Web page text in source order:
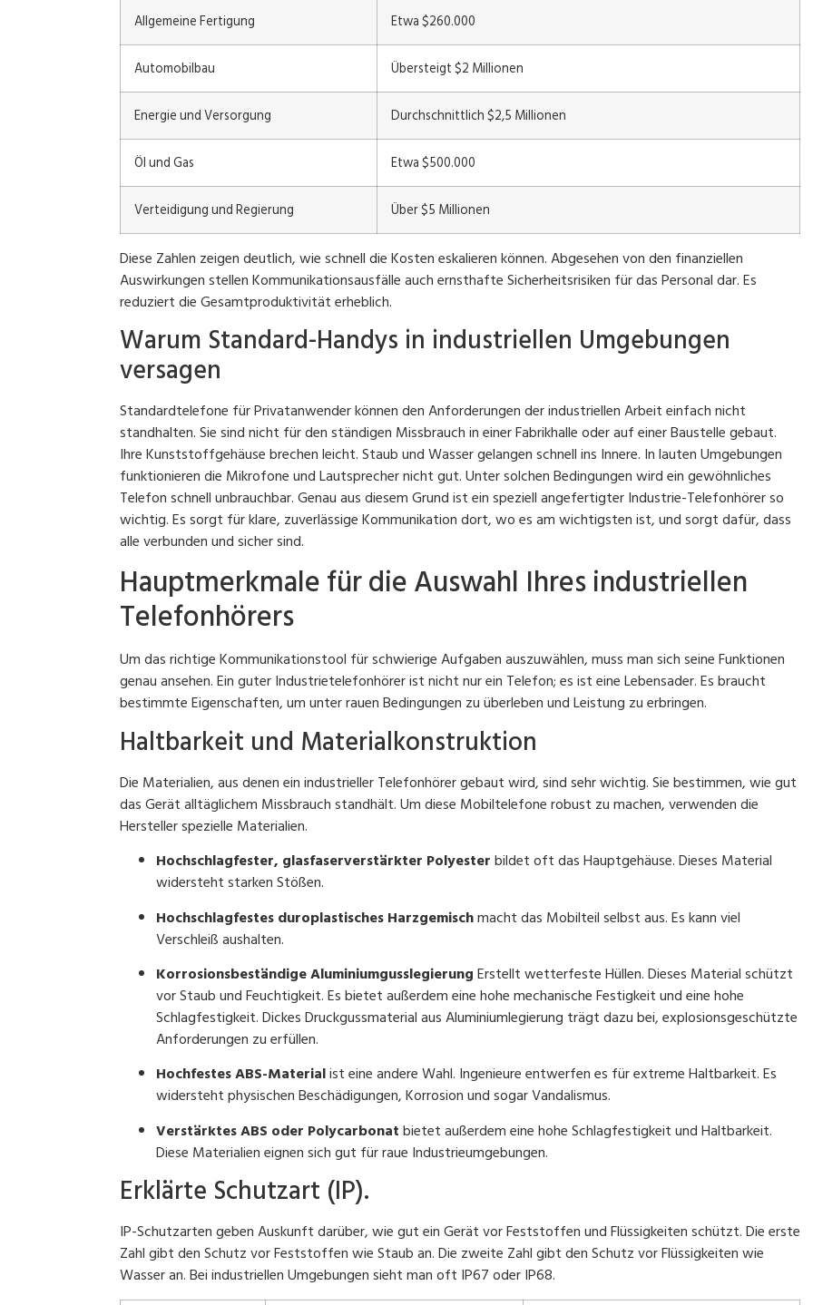
Allgemeine Fertigung Etwa $260.000
Automobilbau Übersteigt $2 Millionen
Energie und Versorgung Durchschnittlich $2,5 Millionen
Öl und Gas Etwa $500.000
Verteidigung und Regierung Über $5 Millionen
Diese Zahlen zeigen deutlich, wie schnell die Kosten eskalieren können. Abgesehen von den finanziellen
Auswirkungen stellen Kommunikationsausfälle auch ernsthafte Sicherheitsrisiken für das Personal dar. Es
reduziert die Gesamtproduktivität erheblich.
Warum Standard-Handys in industriellen Umgebungen
versagen
Standardtelefone für Privatanwender können den Anforderungen der industriellen Arbeit einfach nicht
standhalten. Sie sind nicht für den ständigen Missbrauch in einer Fabrikhalle oder auf einer Baustelle gebaut.
Ihre Kunststoffgehäuse brechen leicht. Staub und Wasser gelangen schnell ins Innere. In lauten Umgebungen
funktionieren die Mikrofone und Lautsprecher nicht gut. Unter solchen Bedingungen wird ein gewöhnliches
Telefon schnell unbrauchbar. Genau aus diesem Grund ist ein speziell angefertigter Industrie-Telefonhörer so
wichtig. Es sorgt für klare, zuverlässige Kommunikation dort, wo es am wichtigsten ist, und sorgt dafür, dass
alle verbunden und sicher sind.
Hauptmerkmale für die Auswahl Ihres industriellen
Telefonhörers
Um das richtige Kommunikationstool für schwierige Aufgaben auszuwählen, muss man sich seine Funktionen
genau ansehen. Ein guter Industrietelefonhörer ist nicht nur ein Telefon; es ist eine Lebensader. Es braucht
bestimmte Eigenschaften, um unter rauen Bedingungen zu überleben und Leistung zu erbringen.
Haltbarkeit und Materialkonstruktion
Die Materialien, aus denen ein industrieller Telefonhörer gebaut wird, sind sehr wichtig. Sie bestimmen, wie gut
das Gerät alltäglichem Missbrauch standhält. Um diese Mobiltelefone robust zu machen, verwenden die
Hersteller spezielle Materialien.
Hochschlagfester, glasfaserverstärkter Polyesterbildet oft das Hauptgehäuse. Dieses Material
widersteht starken Stößen.
Hochschlagfestes duroplastisches Harzgemischmacht das Mobilteil selbst aus. Es kann viel
Verschleiß aushalten.
Korrosionsbeständige AluminiumgusslegierungErstellt wetterfeste Hüllen. Dieses Material schützt
vor Staub und Feuchtigkeit. Es bietet außerdem eine hohe mechanische Festigkeit und eine hohe
Schlagfestigkeit. Dickes Druckgussmaterial aus Aluminiumlegierung trägt dazu bei, explosionsgeschützte
Anforderungen zu erfüllen.
Hochfestes ABS-Materialist eine andere Wahl. Ingenieure entwerfen es für extreme Haltbarkeit. Es
widersteht physischen Beschädigungen, Korrosion und sogar Vandalismus.
Verstärktes ABS oder Polycarbonatbietet außerdem eine hohe Schlagfestigkeit und Haltbarkeit.
Diese Materialien eignen sich gut für raue Industrieumgebungen.
Erklärte Schutzart (IP).
IP-Schutzarten geben Auskunft darüber, wie gut ein Gerät vor Feststoffen und Flüssigkeiten schützt. Die erste
Zahl gibt den Schutz vor Feststoffen wie Staub an. Die zweite Zahl gibt den Schutz vor Flüssigkeiten wie
Wasser an. Bei industriellen Umgebungen sieht man oft IP67 oder IP68.